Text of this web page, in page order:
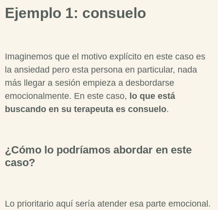
Ejemplo 1: consuelo
Imaginemos que el motivo explícito en este caso es
la ansiedad pero esta persona en particular, nada
más llegar a sesión empieza a desbordarse
emocionalmente. En este caso, lo que está
buscando en su terapeuta es consuelo.
¿Cómo lo podríamos abordar en este
caso?
Lo prioritario aquí sería atender esa parte emocional.